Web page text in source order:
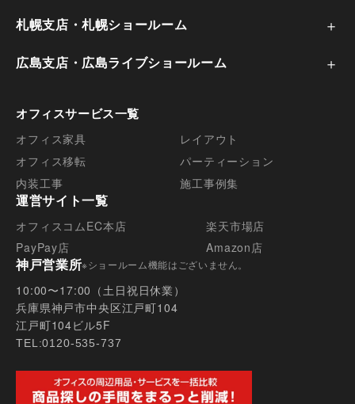
札幌支店・札幌ショールーム
広島支店・広島ライブショールーム
オフィスサービス一覧
オフィス家具
レイアウト
オフィス移転
パーティーション
内装工事
施工事例集
運営サイト一覧
オフィスコムEC本店
楽天市場店
PayPay店
Amazon店
神戸営業所※ショールーム機能はございません。
10:00〜17:00（土日祝日休業）
兵庫県神戸市中央区江戸町104
江戸町104ビル5F
TEL:0120-535-737